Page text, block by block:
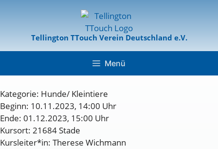
Tellington TTouch Verein Deutschland e.V.
Menü
Kategorie: Hunde/ Kleintiere
Beginn: 10.11.2023, 14:00 Uhr
Ende: 01.12.2023, 15:00 Uhr
Kursort: 21684 Stade
Kursleiter*in: Therese Wichmann